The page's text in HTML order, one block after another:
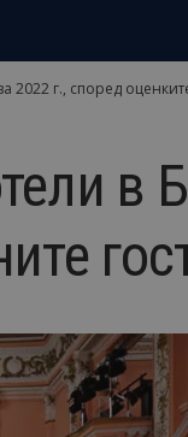
г., според
в